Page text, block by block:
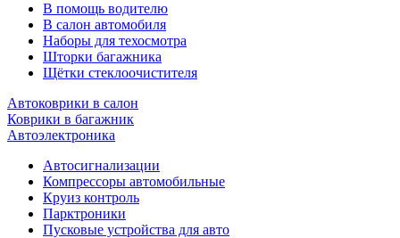
В помощь водителю
В салон автомобиля
Наборы для техосмотра
Шторки багажника
Щётки стеклоочистителя
Автоковрики в салон
Коврики в багажник
Автоэлектроника
Автосигнализации
Компрессоры автомобильные
Круиз контроль
Парктроники
Пусковые устройства для авто